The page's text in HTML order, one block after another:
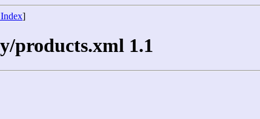
]
products.xml 1.1